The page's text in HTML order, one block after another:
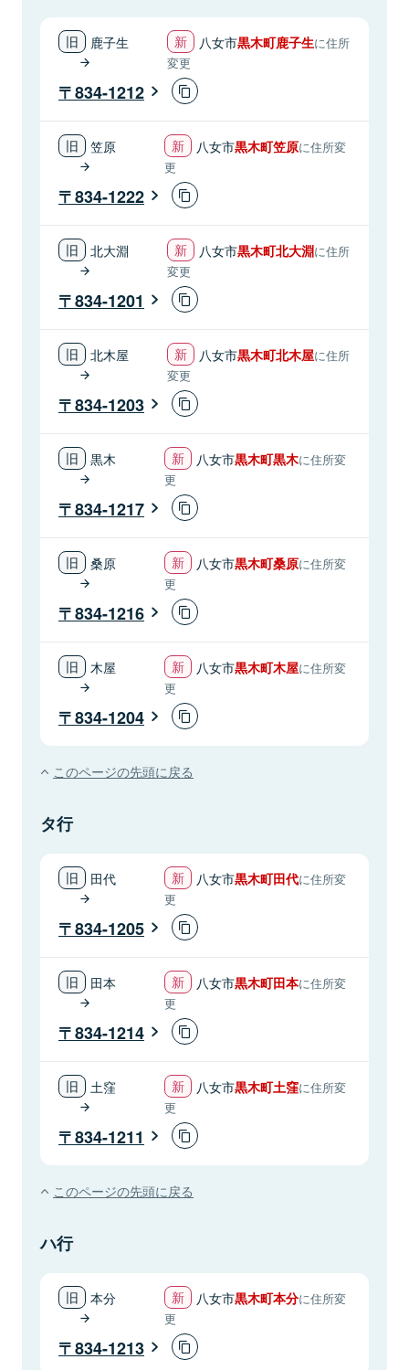
鹿子生 八女市黒木町鹿子生に住所
変更
834-1212
笠原 八女市黒木町笠原に住所変
更
834-1222
北大淵 八女市黒木町北大淵に住所
変更
834-1201
北木屋 八女市黒木町北木屋に住所
変更
834-1203
黒木 八女市黒木町黒木に住所変
更
834-1217
桑原 八女市黒木町桑原に住所変
更
834-1216
木屋 八女市黒木町木屋に住所変
更
834-1204
このページの先頭に戻る
タ行
田代 八女市黒木町田代に住所変
更
834-1205
田本 八女市黒木町田本に住所変
更
834-1214
土窪 八女市黒木町土窪に住所変
更
834-1211
このページの先頭に戻る
ハ行
本分 八女市黒木町本分に住所変
更
834-1213